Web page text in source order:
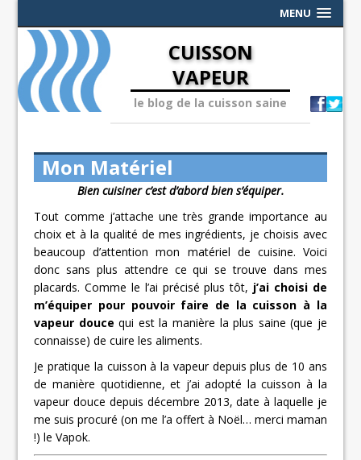
MENU
CUISSON
VAPEUR
le blog de la cuisson saine
Mon Matériel
Bien cuisiner c’est d’abord bien s’équiper.
Tout comme j’attache une très grande importance au
choix et à la qualité de mes ingrédients, je choisis avec
beaucoup d’attention mon matériel de cuisine. Voici
donc sans plus attendre ce qui se trouve dans mes
placards. Comme le l’ai précisé plus tôt, j’ai choisi de
m’équiper pour pouvoir faire de la cuisson à la
vapeur douce qui est la manière la plus saine (que je
connaisse) de cuire les aliments.
Je pratique la cuisson à la vapeur depuis plus de 10 ans
de manière quotidienne, et j’ai adopté la cuisson à la
vapeur douce depuis décembre 2013, date à laquelle je
me suis procuré (on me l’a offert à Noël… merci maman
!) le Vapok.